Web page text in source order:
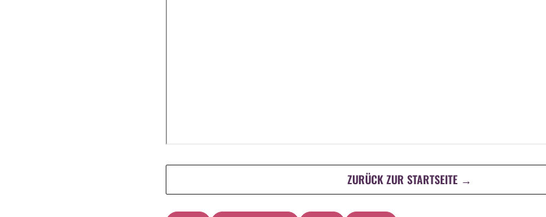
ZURÜCK ZUR STARTSEITE →